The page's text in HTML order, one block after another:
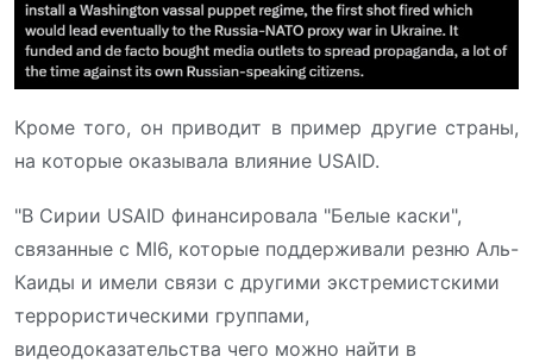
Кроме того, он приводит в пример другие страны,
на которые оказывала влияние USAID.
"В Сирии USAID финансировала "Белые каски",
связанные с MI6, которые поддерживали резню Аль-
Каиды и имели связи с другими экстремистскими
террористическими группами,
видеодоказательства чего можно найти в